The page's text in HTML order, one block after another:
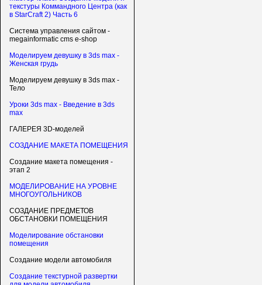
текстуры Коммандного Центра (как
в StarCraft 2) Часть 6
Система управления сайтом -
megainformatic cms e-shop
Моделируем девушку в 3ds max -
Женская грудь
Моделируем девушку в 3ds max -
Тело
Уроки 3ds max - Введение в 3ds
max
ГАЛЕРЕЯ 3D-моделей
СОЗДАНИЕ МАКЕТА ПОМЕЩЕНИЯ
Создание макета помещения -
этап 2
МОДЕЛИРОВАНИЕ НА УРОВНЕ
МНОГОУГОЛЬНИКОВ
СОЗДАНИЕ ПРЕДМЕТОВ
ОБСТАНОВКИ ПОМЕЩЕНИЯ
Моделирование обстановки
помещения
Создание модели автомобиля
Создание текстурной развертки